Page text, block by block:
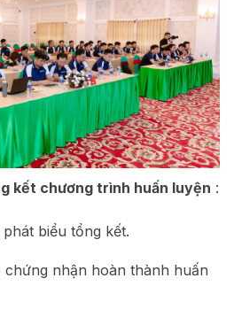
kết chương trình huấn luyện :
biểu tổng kết.
chứng nhận hoàn thành huấn